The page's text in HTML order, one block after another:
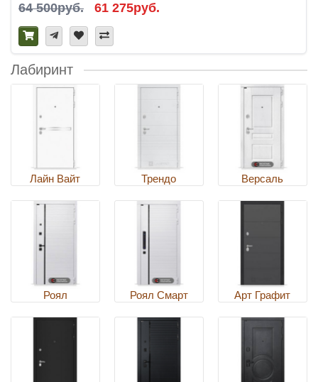
64 500руб. 61 275руб.
Лабиринт
Лайн Вайт Трендо Версаль
Роял Роял Смарт Арт Графит